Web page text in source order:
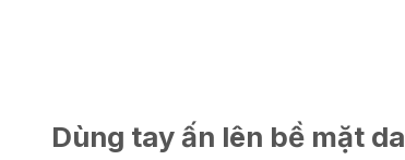
Dùng tay ấn lên bề mặt da